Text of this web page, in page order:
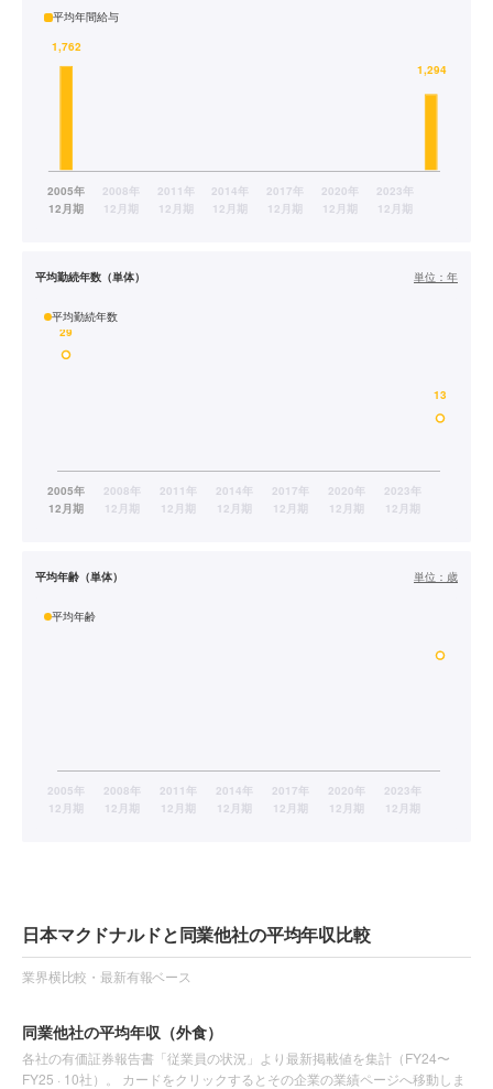
平均年間給与
平均勤続年数（単体） 単位： 年
平均勤続年数
平均年齢（単体） 単位： 歳
平均年齢
日本マクドナルドと同業他社の平均年収比較
業界横比較・最新有報ベース
同業他社の平均年収 （外食）
各社の有価証券報告書「従業員の状況」より最新掲載値を集計（FY24〜
FY25 · 10社）。 カードをクリックするとその企業の業績ページへ移動しま